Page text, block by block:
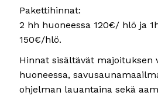
Pakettihinnat:
2 hh huoneessa 120€/ hlö ja
150€/hlö.
Hinnat sisältävät majoituksen
huoneessa,
ohjelman lauantaina sekä